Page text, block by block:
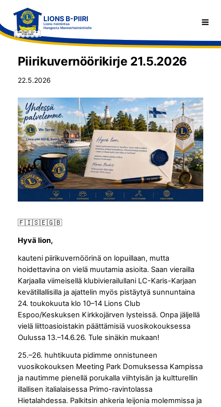
Siirry
sivun
sisältöön
LIONS B-PIIRI
Lions-toimintaa
Hangosta Mannerheimintielle
Piirikuvernöörikirje 21.5.2026
22.5.2026
🇫🇮🇸🇪🇬🇧
Hyvä lion,
kauteni piirikuvernöörinä on lopuillaan, mutta
hoidettavina on vielä muutamia asioita. Saan vierailla
Karjaalla viimeisellä klubivierailullani LC-Karis-Karjaan
kevätillallisilla ja ajattelin myös pistäytyä sunnuntaina
24. toukokuuta klo 10–14 Lions Club
Espoo/Keskuksen Kirkkojärven lysteissä. Onpa jäljellä
vielä liittoasioistakin päättämisiä vuosikokouksessa
Oulussa 13.–14.6.26. Tule sinäkin mukaan!
25.–26. huhtikuuta pidimme onnistuneen
vuosikokouksen Meeting Park Domuksessa Kampissa
ja nautimme pienellä porukalla viihtyisän ja kultturellin
illallisen italialaisessa Primo-ravintolassa
Hietalahdessa. Palkitsin ahkeria leijonia molemmissa ja